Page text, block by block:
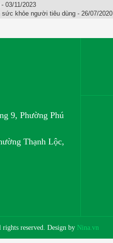
03/11/2023
khỏe người tiêu dùng - 26/07/2020
9, Phường Phú
Thạnh Lộc,
rights reserved. Design by Nina.vn